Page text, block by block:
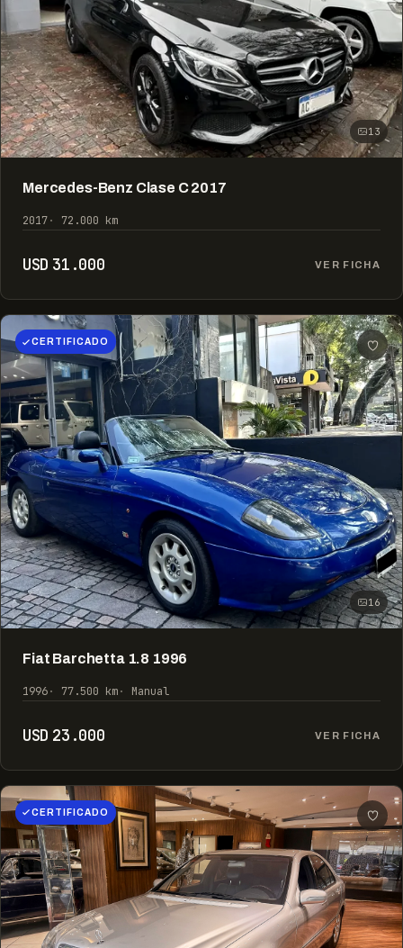
13
Mercedes-Benz Clase C 2017
2017 72.000 km
USD 31.000 VER FICHA
CERTIFICADO
16
Fiat Barchetta 1.8 1996
1996 77.500 km Manual
USD 23.000 VER FICHA
CERTIFICADO